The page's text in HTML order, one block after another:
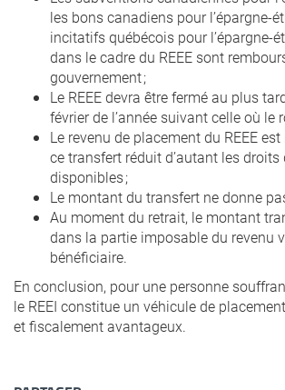
les bons canadiens pour l’épargne-
incitatifs québécois pour l’épargne-
dans le cadre du REEE sont
gouvernement ;
Le REEE devra être fermé au plus
février de l’année suivant celle où le
Le revenu de placement du REEE est
ce transfert réduit d’autant les
disponibles ;
Le montant du transfert ne donne
Au moment du retrait, le montant
dans la partie imposable du revenu
bénéficiaire.
En conclusion, pour une personne
le REEI constitue un véhicule de
et fiscalement avantageux.